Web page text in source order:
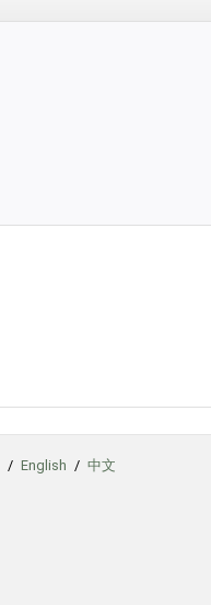
/ English / 中文